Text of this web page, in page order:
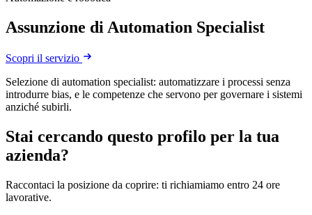
Assunzione di Automation Specialist
Scopri il servizio
Selezione di automation specialist: automatizzare i processi senza
introdurre bias, e le competenze che servono per governare i sistemi
anziché subirli.
Stai cercando questo profilo per la tua
azienda?
Raccontaci la posizione da coprire: ti richiamiamo entro 24 ore
lavorative.